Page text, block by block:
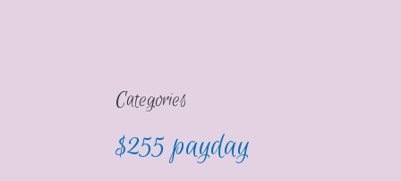
Categories
$255 payday